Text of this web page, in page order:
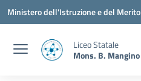
Vai ai contenuti
Vai al menu di navigazione
Vai al footer
Ministero dell'Istruzione e del Merito
Liceo Statale
Mons. B. Mangino